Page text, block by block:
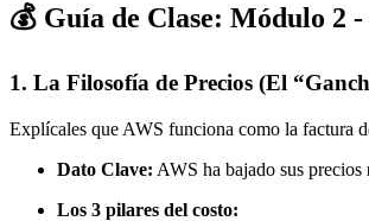
💰 Guía de Clase: Módulo 2
1. La Filosofía de Precios (El
Explícales que AWS funciona como la factura
Dato Clave: AWS ha bajado sus precios
Los 3 pilares del costo: